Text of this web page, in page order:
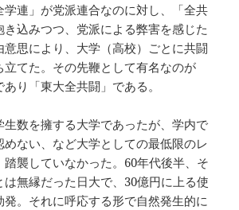
学連」が党派連合なのに対し、「全共
込みつつ、党派による弊害を感じた
思により、大学（高校）ごとに共闘
立てた。その先鞭として有名なのが
あり「東大全共闘」である。
生数を擁する大学であったが、学内で
ない、など大学としての最低限のレ
踏襲していなかった。60年代後半、そ
無縁だった日大で、30億円に上る使
。それに呼応する形で自然発生的に